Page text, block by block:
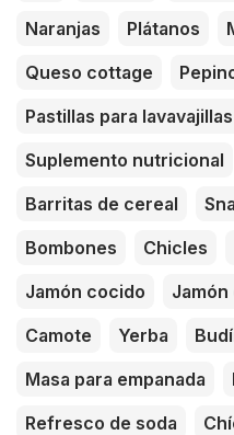
Naranjas
Plátanos
Queso cottage
Pastillas para lavavajillas
Suplemento nutricional
Barritas de cereal
Bombones
Chicles
Jamón cocido
Camote
Yerba
Masa para empanada
Refresco de soda